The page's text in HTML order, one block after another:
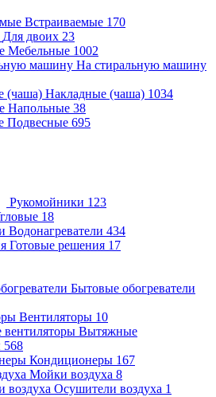
Встраиваемые 170
Для двоих 23
Мебельные 1002
На стиральную машину
Накладные (чаша) 1034
Напольные 38
Подвесные 695
Рукомойники 123
18
Водонагреватели 434
Готовые решения 17
Бытовые обогреватели
Вентиляторы 10
Вытяжные
568
Кондиционеры 167
Мойки воздуха 8
Осушители воздуха 1